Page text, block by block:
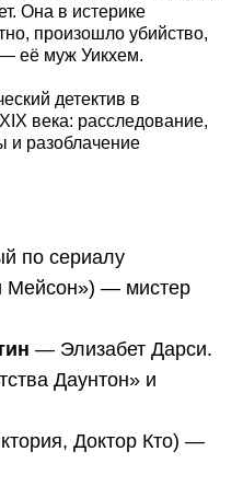
Она в истерике
произошло убийство,
её муж Уикхем.
детектив в
века: расследование,
и разоблачение
по сериалу
Мейсон») — мистер
— Элизабет Дарси.
Даунтон» и
Доктор Кто) —